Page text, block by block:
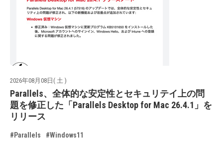
2026年08月08日( 土 )
Parallels、全体的な安定性とセキュリテイ上の問
題を修正した「Parallels Desktop for Mac 26.4.1」を
リリース
#Parallels #Windows11